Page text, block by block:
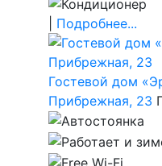
Подробнее...
Гостевой дом
Прибрежная, 23